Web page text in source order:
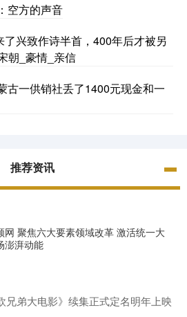
空方的声音
兴致作诗半首，400年后才被另
朝_豪情_亲信
古一供销社丢了1400元现金和一
推荐资讯
网 聚焦六大要素领域改革 激活统一大
澎湃动能
兄弟大电影》续集正式定名明年上映